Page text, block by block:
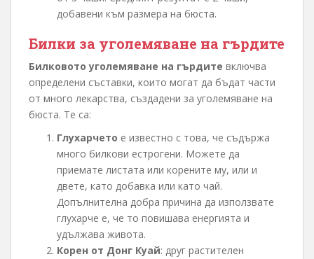
добавени към размера на бюста.
Билки за уголемяване на гърдите
Билковото уголемяване на гърдите включва
определени съставки, които могат да бъдат части
от много лекарства, създадени за уголемяване на
бюста. Те са:
Глухарчето е известно с това, че съдържа
много билкови естрогени. Можете да
приемате листата или корените му, или и
двете, като добавка или като чай.
Допълнителна добра причина да използвате
глухарче е, че то повишава енергията и
удължава живота.
Корен от Донг Куай: друг растителен